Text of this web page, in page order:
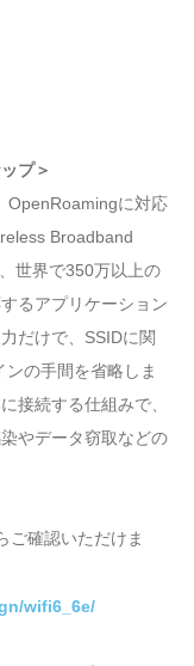
プ＞
OpenRoamingに対応
Broadband
世界で350万以上の
るアプリケーション
だけで、SSIDに関
の手間を省略しま
接続する仕組みで、
やデータ窃取などの
ご確認いただけま
wifi6_6e/